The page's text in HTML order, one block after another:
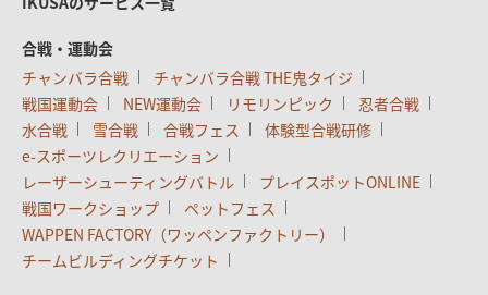
合戦・運動会
チャンバラ合戦
チャンバラ合戦 THE鬼タイジ
戦国運動会
NEW運動会 リモリンピック
忍者合戦
水合戦
雪合戦 合戦フェス
体験型合戦研修
e-スポーツレクリエーション
レーザーシューティングバトル
プレイスポットONLINE
戦国ワークショップ
ペットフェス
WAPPEN FACTORY（ワッペンファクトリー）
チームビルディングチケット